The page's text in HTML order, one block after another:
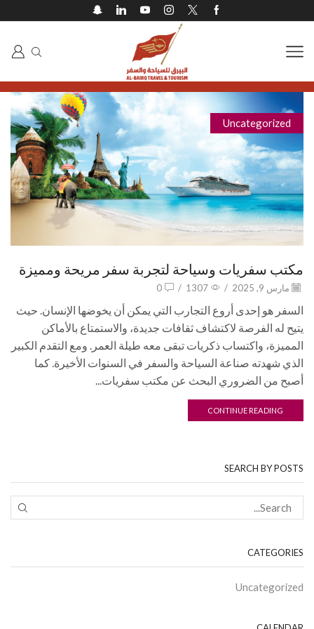
Uncategorized
مكتب سفريات وسياحة لتجربة سفر مريحة ومميزة
مارس 9, 2025 /
1307
/
0
السفر هو إحدى أروع التجارب التي يمكن أن يخوضها الإنسان. حيث
يتيح له الفرصة لاكتشاف ثقافات جديدة، والاستمتاع بالأماكن
المميزة، واكتساب ذكريات تبقى معه طيلة العمر. ومع التقدم الكبير
الذي شهدته صناعة السياحة والسفر في السنوات الأخيرة. كما
أصبح من الضروري البحث عن مكتب سفريات...
CONTINUE READING
SEARCH BY POSTS
CATEGORIES
Uncategorized